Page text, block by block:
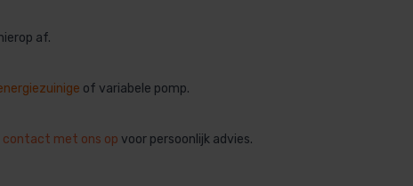
af.
of variabele pomp.
contact met ons op voor persoonlijk advies.